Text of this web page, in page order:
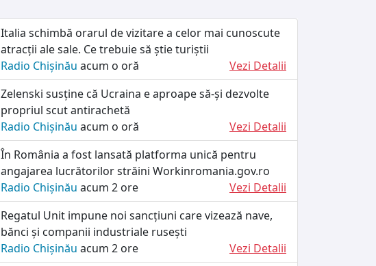
Italia schimbă orarul de vizitare a celor mai cunoscute
atracții ale sale. Ce trebuie să știe turiștii
Radio Chișinău acum o oră
Vezi Detalii
Zelenski susține că Ucraina e aproape să-și dezvolte
propriul scut antirachetă
Radio Chișinău acum o oră
Vezi Detalii
În România a fost lansată platforma unică pentru
angajarea lucrătorilor străini Workinromania.gov.ro
Radio Chișinău acum 2 ore
Vezi Detalii
Regatul Unit impune noi sancțiuni care vizează nave,
bănci și companii industriale rusești
Radio Chișinău acum 2 ore
Vezi Detalii